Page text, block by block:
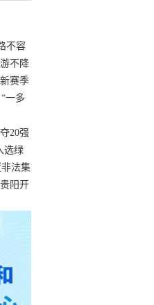
不容
不降
赛季
一多
20强
选绿
法集
阳开